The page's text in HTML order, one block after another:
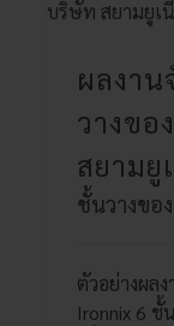
ผลงา
วางขอ
สยามยู
ชั้นวางขอ
ตัวอย่างผล
Ironnix 6